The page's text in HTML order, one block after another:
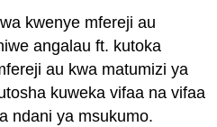
kwenye mfereji au
angalau ft. kutoka
au kwa matumizi ya
kuweka vifaa na vifaa
ndani ya msukumo.